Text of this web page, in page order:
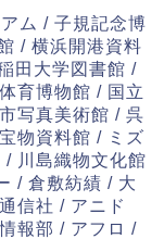
ム / 子規記念博
/ 横浜開港資料
田大学図書館 /
育博物館 / 国立
写真美術館 / 呉
物資料館 / ミズ
/ 川島織物文化館
/ 倉敷紡績 / 大
信社 / アニド
報部 / アフロ /